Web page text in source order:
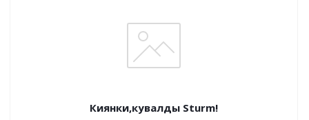
Киянки,кувалды Sturm!